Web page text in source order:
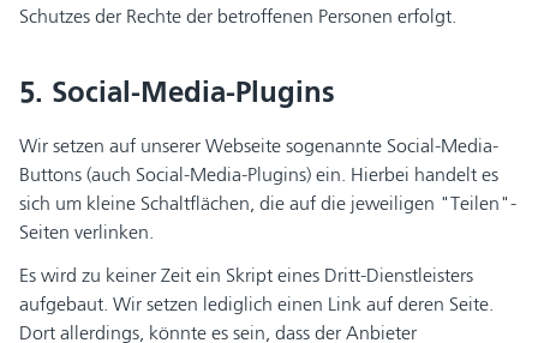
Schutzes der Rechte der betroffenen Personen erfolgt.
5. Social-Media-Plugins
Wir setzen auf unserer Webseite sogenannte Social-Media-
Buttons (auch Social-Media-Plugins) ein. Hierbei handelt es
sich um kleine Schaltflächen, die auf die jeweiligen "Teilen"-
Seiten verlinken.
Es wird zu keiner Zeit ein Skript eines Dritt-Dienstleisters
aufgebaut. Wir setzen lediglich einen Link auf deren Seite.
Dort allerdings, könnte es sein, dass der Anbieter